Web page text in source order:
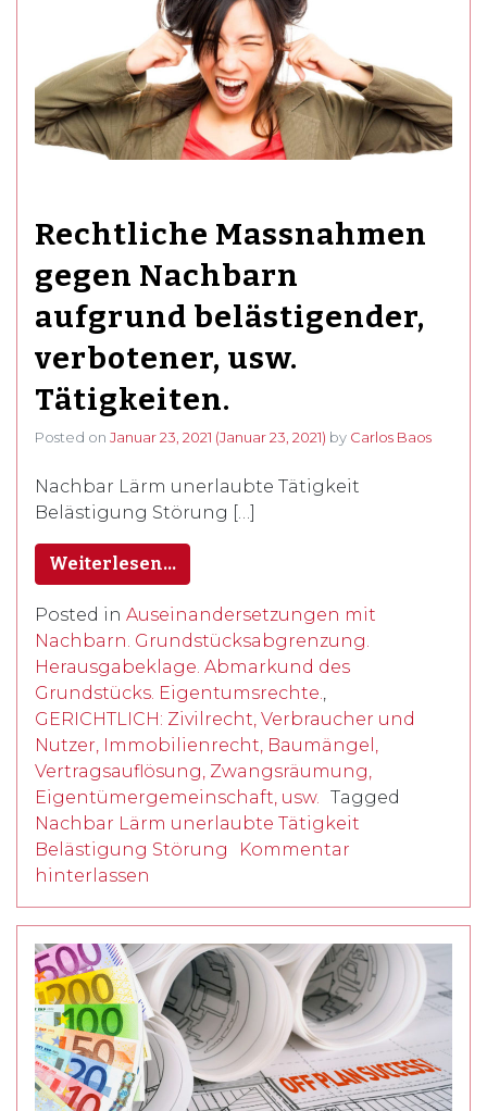
Rechtliche Massnahmen
gegen Nachbarn
aufgrund belästigender,
verbotener, usw.
Tätigkeiten.
Posted on Januar 23, 2021 (Januar 23, 2021) by Carlos Baos
Nachbar Lärm unerlaubte Tätigkeit
Belästigung Störung […]
Weiterlesen…
Posted in Auseinandersetzungen mit
Nachbarn. Grundstücksabgrenzung.
Herausgabeklage. Abmarkund des
Grundstücks. Eigentumsrechte.,
GERICHTLICH: Zivilrecht, Verbraucher und
Nutzer, Immobilienrecht, Baumängel,
Vertragsauflösung, Zwangsräumung,
Eigentümergemeinschaft, usw. Tagged
Nachbar Lärm unerlaubte Tätigkeit
Belästigung Störung
Kommentar
hinterlassen